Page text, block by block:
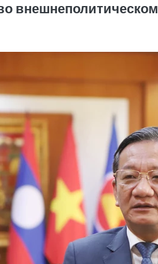
внешнеполитическом